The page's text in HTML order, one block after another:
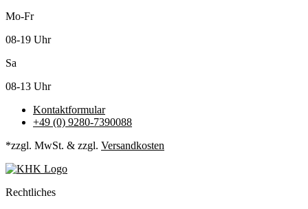
Mo-Fr
08-19 Uhr
Sa
08-13 Uhr
Kontaktformular
+49 (0) 9280-7390088
*zzgl. MwSt. & zzgl. Versandkosten
Rechtliches